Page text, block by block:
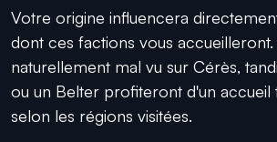
Votre origine influencera
dont ces factions vous
naturellement mal vu sur Cérès,
ou un Belter profiteront d'un accueil
selon les régions visitées.